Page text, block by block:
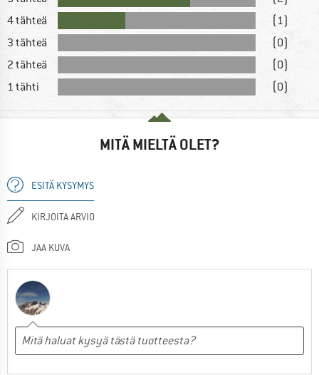
4 tähteä
(1)
3 tähteä
(0)
2 tähteä
(0)
1 tähti
(0)
MITÄ MIELTÄ OLET?
ESITÄ KYSYMYS
KIRJOITA ARVIO
JAA KUVA